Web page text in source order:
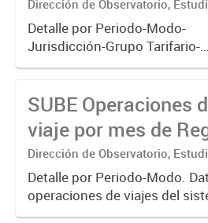
Metropolitana de
Buenos Aires,
Dirección de Observatorio,
Sistemas – Ministerio de
Detalle por Periodo-Modo-
Jurisdicción-Grupo Tarifario-
Empresa-Línea. Datos de
único de boleto
para el periodo registrado
01/01/2013 hasta...
SUBE Operaciones
viaje por mes de
Metropolitana de
Buenos Aires,
por Periodo-Modo
Dirección de Observatorio,
Sistemas – Ministerio de
Detalle por Periodo-Modo.
operaciones de viajes del
único de boleto